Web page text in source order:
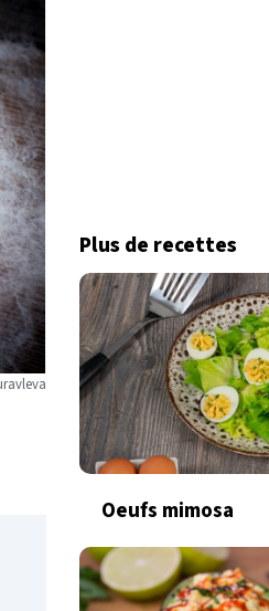
Plus de recettes
Oeufs mimosa